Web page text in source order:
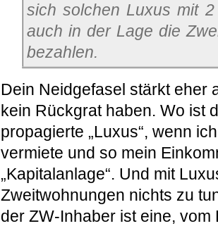
sich solchen Luxus mit
auch in der Lage die
bezahlen.
Dein Neidgefasel stärkt eher
kein Rückgrat haben. Wo ist
propagierte „Luxus“, wenn
vermiete und so mein
„Kapitalanlage“. Und mit
Zweitwohnungen nichts zu
der ZW-Inhaber ist eine,